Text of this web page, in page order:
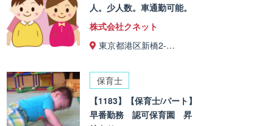
人。少人数。車通勤可能。
株式会社クネット
東京都港区新橋2-…
保育士
【1183】【保育士/パート】
早番勤務 認可保育園 昇